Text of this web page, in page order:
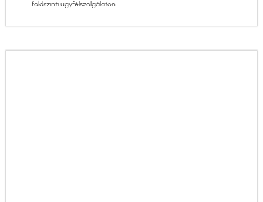
földszinti ügyfélszolgálaton.